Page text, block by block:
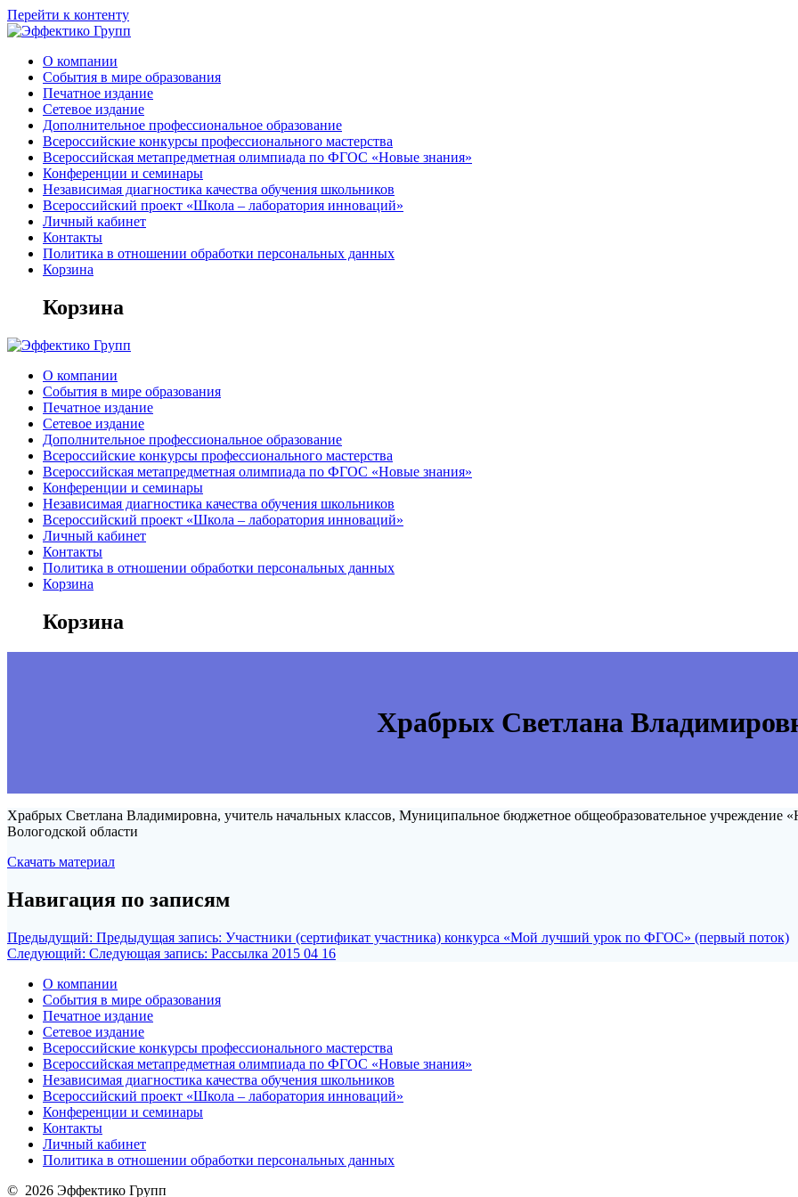
Перейти к контенту
О компании
События в мире образования
Печатное издание
Сетевое издание
Дополнительное профессиональное образование
Всероссийские конкурсы профессионального мастерства
Всероссийская метапредметная олимпиада по ФГОС «Новые знания»
Конференции и семинары
Независимая диагностика качества обучения школьников
Всероссийский проект «Школа – лаборатория инноваций»
Личный кабинет
Контакты
Политика в отношении обработки персональных данных
Корзина
Корзина
О компании
События в мире образования
Печатное издание
Сетевое издание
Дополнительное профессиональное образование
Всероссийские конкурсы профессионального мастерства
Всероссийская метапредметная олимпиада по ФГОС «Новые знания»
Конференции и семинары
Независимая диагностика качества обучения школьников
Всероссийский проект «Школа – лаборатория инноваций»
Личный кабинет
Контакты
Политика в отношении обработки персональных данных
Корзина
Корзина
Храбрых Светлана
Храбрых Светлана Владимировна, учитель начальных классов, Муниципальное бюджетное общеобразовательное учреждение
Вологодской области
Скачать материал
Навигация по записям
Предыдущий: Предыдущая запись: Участники (сертификат участника) конкурса «Мой лучший урок по ФГОС» (первый поток)
Следующий: Следующая запись: Рассылка 2015 04 16
О компании
События в мире образования
Печатное издание
Сетевое издание
Всероссийские конкурсы профессионального мастерства
Всероссийская метапредметная олимпиада по ФГОС «Новые знания»
Независимая диагностика качества обучения школьников
Всероссийский проект «Школа – лаборатория инноваций»
Конференции и семинары
Контакты
Личный кабинет
Политика в отношении обработки персональных данных
© 2026 Эффектико Групп